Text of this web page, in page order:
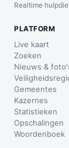
Realtime
PLATFORM
Live kaart
Zoeken
Nieuws &
Gemeentes
Kazernes
Statistieken
Opschalingen
Woordenboek